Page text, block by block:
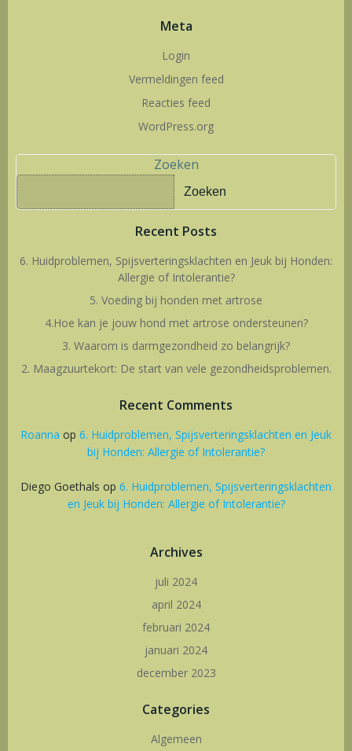
Meta
Login
Vermeldingen feed
Reacties feed
WordPress.org
Zoeken
Zoeken
Recent Posts
6. Huidproblemen, Spijsverteringsklachten en Jeuk bij Honden:
Allergie of Intolerantie?
5. Voeding bij honden met artrose
4.Hoe kan je jouw hond met artrose ondersteunen?
3. Waarom is darmgezondheid zo belangrijk?
2. Maagzuurtekort: De start van vele gezondheidsproblemen.
Recent Comments
Roanna op 6. Huidproblemen, Spijsverteringsklachten en Jeuk
bij Honden: Allergie of Intolerantie?
Diego Goethals op 6. Huidproblemen, Spijsverteringsklachten
en Jeuk bij Honden: Allergie of Intolerantie?
Archives
juli 2024
april 2024
februari 2024
januari 2024
december 2023
Categories
Algemeen